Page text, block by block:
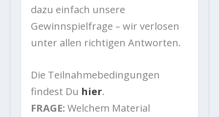
dazu einfach unsere
Gewinnspielfrage – wir verlosen
unter allen richtigen Antworten.
Die Teilnahmebedingungen
findest Du hier.
FRAGE: Welchem Material